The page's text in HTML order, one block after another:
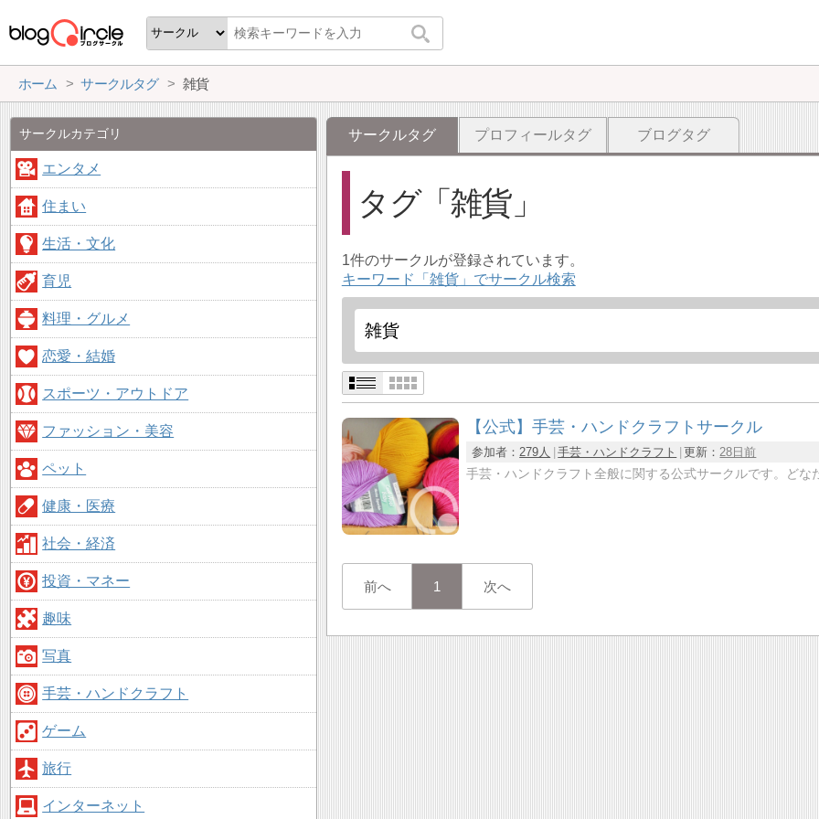
ホーム サークルタグ 雑貨
サークルタグ プロフィールタグ ブログタグ
タグ 雑貨
1件のサークルが登録されています。
キーワード「雑貨」でサークル検索
【公式】手芸・ハンドクラフトサークル
参加者：279人 手芸・ハンドクラフト 更新：28日前
手芸・ハンドクラフト全般に関する公式サークルです。どな
前へ 1 次へ
サークルカテゴリ
エンタメ
住まい
生活・文化
育児
料理・グルメ
恋愛・結婚
スポーツ・アウトドア
ファッション・美容
ペット
健康・医療
社会・経済
投資・マネー
趣味
写真
手芸・ハンドクラフト
ゲーム
旅行
インターネット